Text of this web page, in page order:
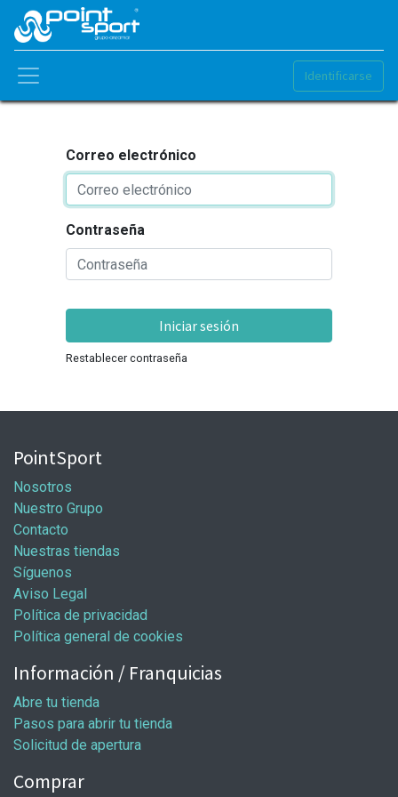
Identificarse
Correo electrónico
Contraseña
Iniciar sesión
Restablecer contraseña
PointSport
Nosotros
Nuestro Grupo
Contacto
Nuestras tiendas
Síguenos
Aviso Legal
Política de privacidad
Política general de cookies
Información / Franquicias
Abre tu tienda
Pasos para abrir tu tienda
Solicitud de apertura
Comprar